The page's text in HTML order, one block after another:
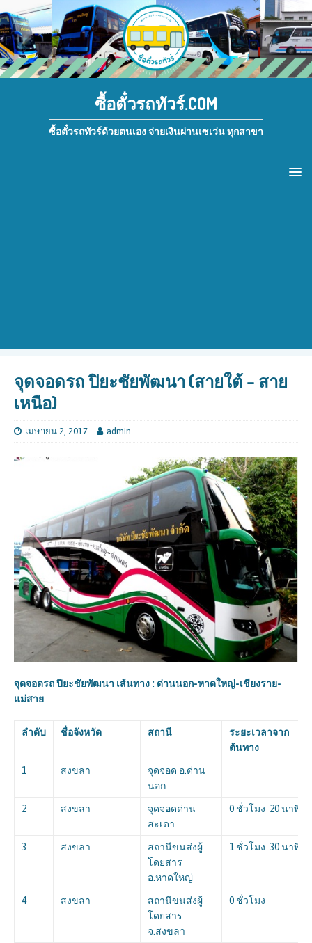
ซื้อตั๋วรถทัวร์.COM
ซื้อตั๋วรถทัวร์ด้วยตนเอง จ่ายเงินผ่านเซเว่น ทุกสาขา
จุดจอดรถ ปิยะชัยพัฒนา (สายใต้ – สาย
เหนือ)
เมษายน 2, 2017 admin
จุดจอดรถปิยะชัยพัฒนา เส้นทาง : ด่านนอก-หาดใหญ่-เชียงราย-
แม่สาย
ลำดับ ชื่อจังหวัด สถานี
ระยะเวลาจาก
ต้นทาง
1 สงขลา
จุดจอด อ.ด่าน
นอก
2 สงขลา
จุดจอดด่าน
สะเดา
0 ชั่วโมง 20 นาที
3 สงขลา
สถานีขนส่งผู้
โดยสาร
อ.หาดใหญ่
1 ชั่วโมง 30 นาที
4 สงขลา
สถานีขนส่งผู้
โดยสาร
จ.สงขลา
0 ชั่วโมง